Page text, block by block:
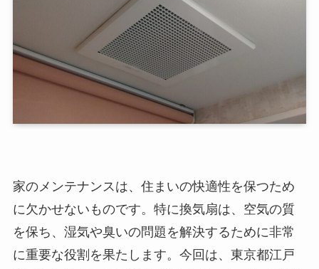
家のメンテナンスは、住まいの快適性を保つため
に欠かせないものです。特に換気扇は、空気の質
を保ち、湿気や臭いの問題を解決するために非常
に重要な役割を果たします。今回は、東京都江戸